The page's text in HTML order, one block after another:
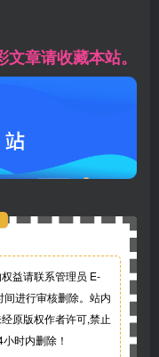
章请收藏本站。
益请联系管理员 E-
间进行审核删除。站内
原版权作者许可,禁止
时内删除！